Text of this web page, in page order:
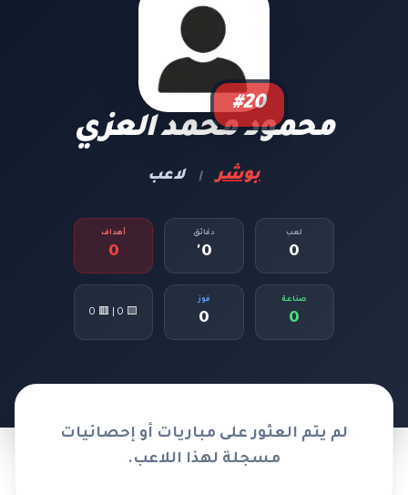
#20
محمود محمد العزي
بوشر | لاعب
لعب
0
دقائق
0'
أهداف
0
صناعة
0
فوز
0
🟨 0 | 🟥 0
لم يتم العثور على مباريات أو إحصائيات
مسجلة لهذا اللاعب.